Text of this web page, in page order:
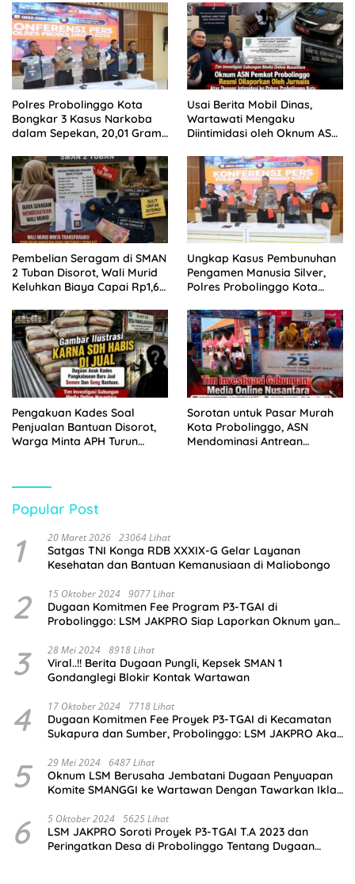
Polres Probolinggo Kota
Bongkar 3 Kasus Narkoba
dalam Sepekan, 20,01 Gram
Usai Berita Mobil Dinas,
Wartawati Mengaku
Diintimidasi oleh Oknum ASN
Tempuh Jalur Hukum
Pembelian Seragam di SMAN
2 Tuban Disorot, Wali Murid
Keluhkan Biaya Capai Rp1,6
Ungkap Kasus Pembunuhan
Pengamen Manusia Silver,
Polres Probolinggo Kota
Pengakuan Kades Soal
Penjualan Bantuan Disorot,
Warga Minta APH Turun
Sorotan untuk Pasar Murah
Kota Probolinggo, ASN
Mendominasi Antrean
Popular Post
1 20 Maret 2026 23064 Lihat
Satgas TNI Konga RDB XXXIX-G Gelar Layanan
Kesehatan dan Bantuan Kemanusiaan di Maliobongo
2 15 Oktober 2024 9077 Lihat
Dugaan Komitmen Fee Program P3-TGAI di
Probolinggo: LSM JAKPRO Siap Laporkan Oknum yang
3 28 Mei 2024 8918 Lihat
Viral..!! Berita Dugaan Pungli, Kepsek SMAN 1
Gondanglegi Blokir Kontak Wartawan
4 17 Oktober 2024 7718 Lihat
Dugaan Komitmen Fee Proyek P3-TGAI di Kecamatan
Sukapura dan Sumber, Probolinggo: LSM JAKPRO Akan
5 29 Mei 2024 6487 Lihat
Oknum LSM Berusaha Jembatani Dugaan Penyuapan
Komite SMANGGI ke Wartawan Dengan Tawarkan Iklan
6 5 Oktober 2024 5625 Lihat
LSM JAKPRO Soroti Proyek P3-TGAI T.A 2023 dan
Peringatkan Desa di Probolinggo Tentang Dugaan